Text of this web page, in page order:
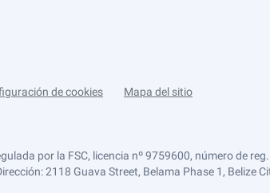
de cookies Mapa del sitio
por la FSC, licencia nº 9759600, número de
2118 Guava Street, Belama Phase 1, Belize